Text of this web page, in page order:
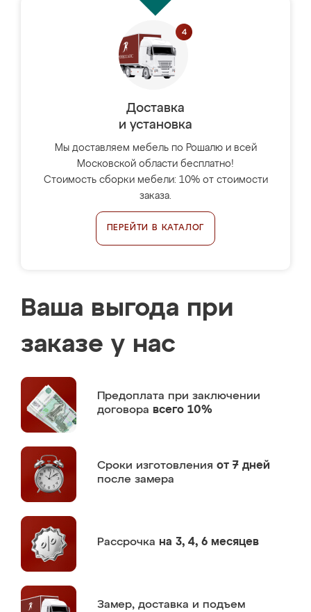
Доставка
и установка
Мы доставляем мебель по Рошалю и всей
Московской области бесплатно!
Стоимость сборки мебели: 10% от стоимости
заказа.
ПЕРЕЙТИ В КАТАЛОГ
Ваша выгода при
заказе у нас
Предоплата при заключении
договора всего 10%
Сроки изготовления от 7 дней
после замера
Рассрочка на 3, 4, 6 месяцев
Замер, доставка и подъем